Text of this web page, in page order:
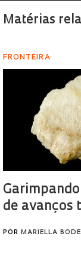
Matérias
FRONTEIRA
de avanços
POR MARIELLA